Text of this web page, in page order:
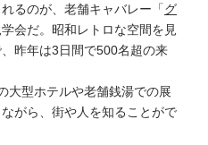
るのが、老舗キャバレー「グ
学会だ。昭和レトロな空間を見
昨年は3日間で500名超の来
大型ホテルや老舗銭湯での展
がら、街や人を知ることがで